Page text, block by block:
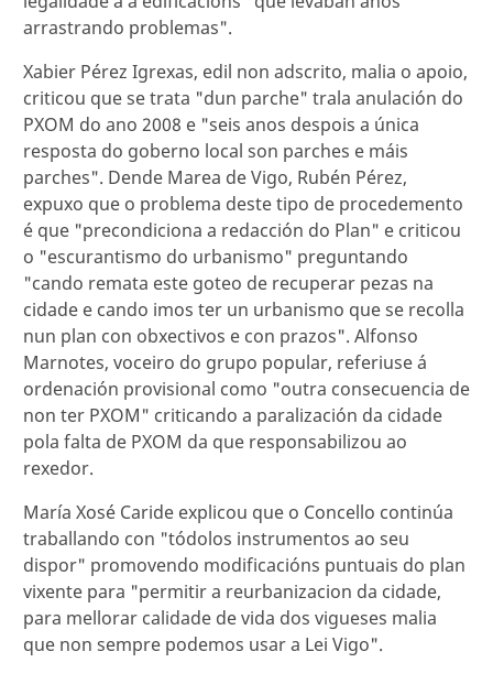
arrastrando problemas".
Xabier Pérez Igrexas, edil non adscrito, malia o apoio,
criticou que se trata "dun parche" trala anulación do
PXOM do ano 2008 e "seis anos despois a única
resposta do goberno local son parches e máis
parches". Dende Marea de Vigo, Rubén Pérez,
expuxo que o problema deste tipo de procedemento
é que "precondiciona a redacción do Plan" e criticou
o "escurantismo do urbanismo" preguntando
"cando remata este goteo de recuperar pezas na
cidade e cando imos ter un urbanismo que se recolla
nun plan con obxectivos e con prazos". Alfonso
Marnotes, voceiro do grupo popular, referiuse á
ordenación provisional como "outra consecuencia de
non ter PXOM" criticando a paralización da cidade
pola falta de PXOM da que responsabilizou ao
rexedor.
María Xosé Caride explicou que o Concello continúa
traballando con "tódolos instrumentos ao seu
dispor" promovendo modificacións puntuais do plan
vixente para "permitir a reurbanizacion da cidade,
para mellorar calidade de vida dos vigueses malia
que non sempre podemos usar a Lei Vigo".